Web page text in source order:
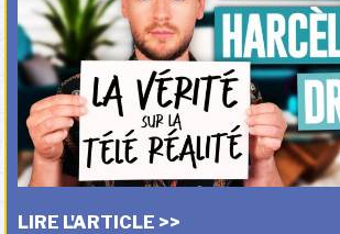
LIRE L'ARTICLE >>